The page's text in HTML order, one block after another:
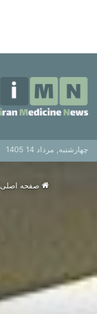
چهارشنبه, مرداد 14 1405
صفحه اصلی